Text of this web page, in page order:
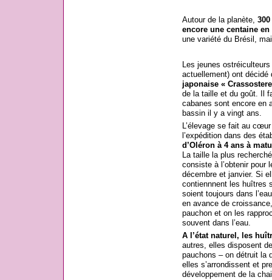
Autour de la planète,
encore une centaine en
une variété du Brésil,
Les jeunes
actuellement) ont
japonaise «
de la taille et du goût. Il
cabanes sont encore en
bassin il y a vingt ans.
L’élevage se fait au
l’expédition dans des
d’Oléron à 4 ans à
La taille la plus
consiste à l’obtenir pour
décembre et janvier. Si
contiennnent les huîtres
soient toujours dans
en avance de
pauchon et on les
souvent dans l’eau.
A l’état naturel, les
autres, elles disposent
pauchons – on détruit la
elles s’arrondissent et
développement de la